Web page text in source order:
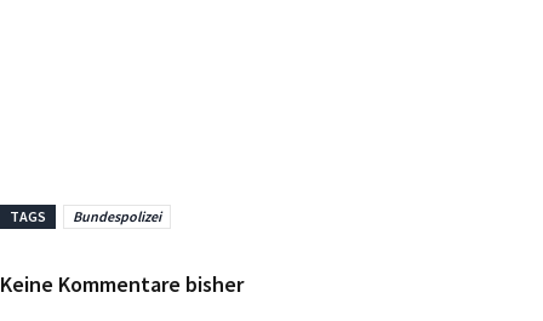
TAGS Bundespolizei
Keine Kommentare bisher